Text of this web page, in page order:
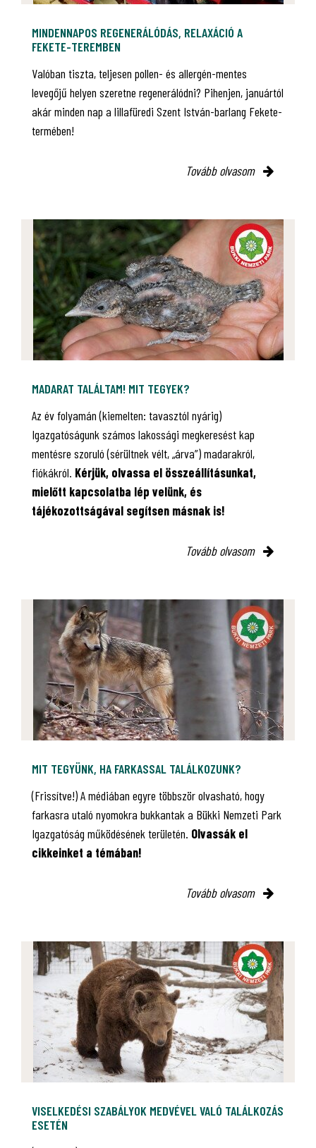
MINDENNAPOS REGENERÁLÓDÁS, RELAXÁCIÓ A
FEKETE-TEREMBEN
Valóban tiszta, teljesen pollen- és allergén-mentes
levegőjű helyen szeretne regenerálódni? Pihenjen, januártól
akár minden nap a lillafüredi Szent István-barlang Fekete-
termében!
Tovább olvasom
MADARAT TALÁLTAM! MIT TEGYEK?
Az év folyamán (kiemelten: tavasztól nyárig)
Igazgatóságunk számos lakossági megkeresést kap
mentésre szoruló (sérültnek vélt, „árva”) madarakról,
fiókákról. Kérjük, olvassa el összeállításunkat,
mielőtt kapcsolatba lép velünk, és
tájékozottságával segítsen másnak is!
Tovább olvasom
MIT TEGYÜNK, HA FARKASSAL TALÁLKOZUNK?
(Frissítve!) A médiában egyre többször olvasható, hogy
farkasra utaló nyomokra bukkantak a Bükki Nemzeti Park
Igazgatóság működésének területén. Olvassák el
cikkeinket a témában!
Tovább olvasom
VISELKEDÉSI SZABÁLYOK MEDVÉVEL VALÓ TALÁLKOZÁS
ESETÉN